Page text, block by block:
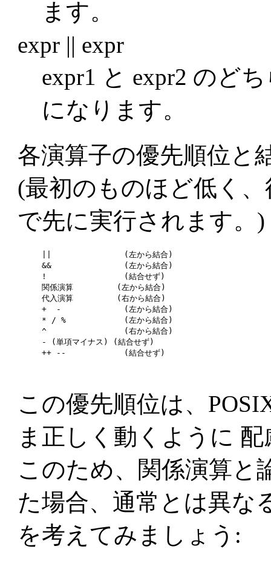
ます。
expr || expr
expr1 と expr2 のど
になります。
各演算子の優先順位と
(最初のものほど低く
で先に実行されます。)
||               (左から結合)
&&               (左から結合)
!                (結合せず)
関係演算         (左から結合)
代入演算         (右から結合)
+  -             (左から結合)
* / %            (左から結合)
^                (右から結合)
- (単項マイナス) (結合せず)
この優先順位は、
ま正しく動くように
このため、関係演算と
た場合、通常とは異な
を考えてみましょう: